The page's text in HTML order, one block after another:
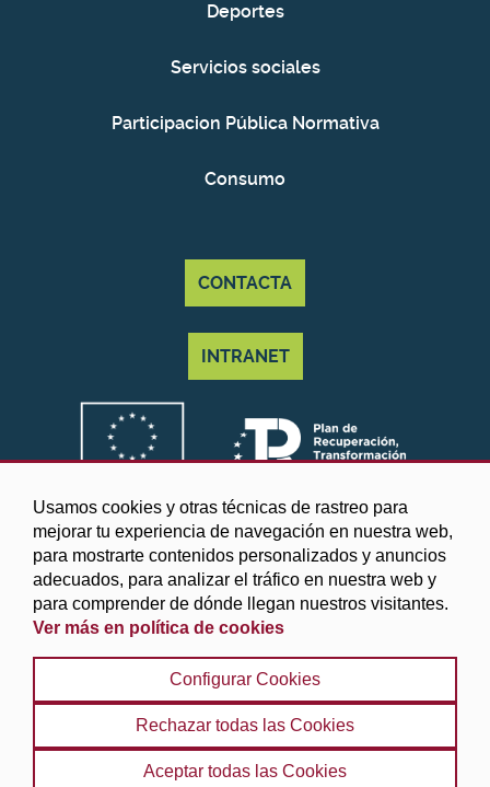
Usamos cookies y otras técnicas de rastreo para
mejorar tu experiencia de navegación en nuestra web,
para mostrarte contenidos personalizados y anuncios
adecuados, para analizar el tráfico en nuestra web y
para comprender de dónde llegan nuestros visitantes.
Ver más en política de cookies
Configurar Cookies
Rechazar todas las Cookies
Aceptar todas las Cookies
Deportes
Servicios sociales
Participacion Pública Normativa
Consumo
CONTACTA
INTRANET
©2025 Diputación de Granada
Aviso legal y Política de privacidad | Política de cookies
Protección de datos | Accesibilidad | Búsqueda |
Mapa web